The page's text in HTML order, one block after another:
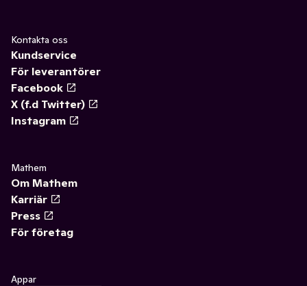
Kontakta oss
Kundservice
För leverantörer
Facebook
X (f.d Twitter)
Instagram
Mathem
Om Mathem
Karriär
Press
För företag
Appar